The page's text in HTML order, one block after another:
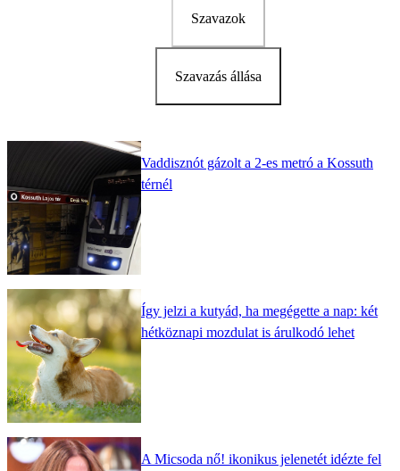
Szavazok
Szavazás állása
Vaddisznót gázolt a 2-es metró a Kossuth
térnél
Így jelzi a kutyád, ha megégette a nap: két
hétköznapi mozdulat is árulkodó lehet
A Micsoda nő! ikonikus jelenetét idézte fel